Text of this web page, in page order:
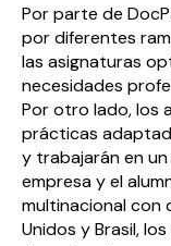
Por parte de
por diferentes
las asignaturas
necesidades
Por otro lado, los
prácticas
y trabajarán en
empresa y el
multinacional con
Unidos y Brasil,